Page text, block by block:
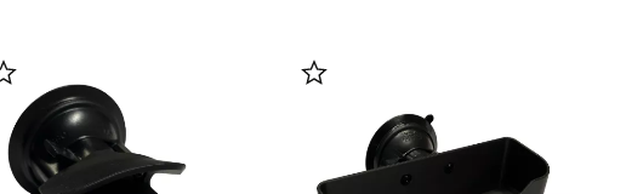
Lägg till i favoriter Lägg till i favoriter